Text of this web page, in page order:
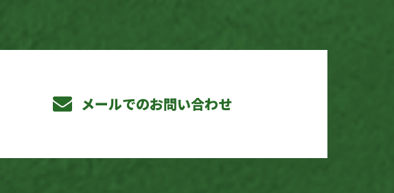
メールでのお問い合わせ